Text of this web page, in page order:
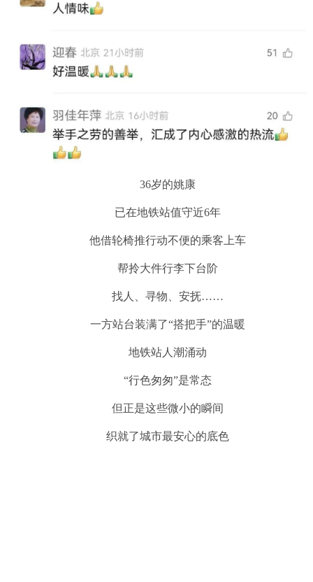
36岁的姚康
已在地铁站值守近6年
他借轮椅推行动不便的乘客上车
帮拎大件行李下台阶
找人、寻物、安抚……
一方站台装满了“搭把手”的温暖
地铁站人潮涌动
“行色匆匆”是常态
但正是这些微小的瞬间
织就了城市最安心的底色